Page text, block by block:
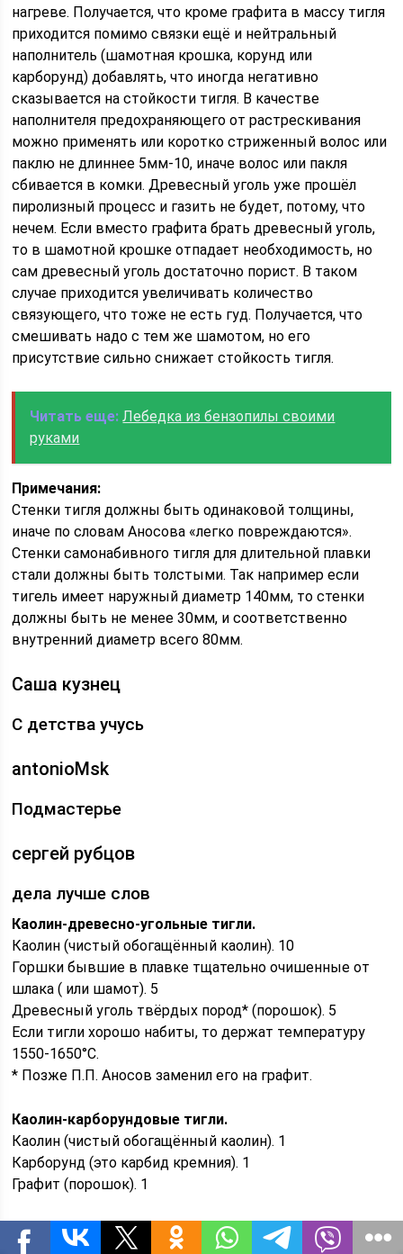
нагреве. Получается, что кроме графита в массу тигля
приходится помимо связки ещё и нейтральный
наполнитель (шамотная крошка, корунд или
карборунд) добавлять, что иногда негативно
сказывается на стойкости тигля. В качестве
наполнителя предохраняющего от растрескивания
можно применять или коротко стриженный волос или
паклю не длиннее 5мм-10, иначе волос или пакля
сбивается в комки. Древесный уголь уже прошёл
пиролизный процесс и газить не будет, потому, что
нечем. Если вместо графита брать древесный уголь,
то в шамотной крошке отпадает необходимость, но
сам древесный уголь достаточно порист. В таком
случае приходится увеличивать количество
связующего, что тоже не есть гуд. Получается, что
смешивать надо с тем же шамотом, но его
присутствие сильно снижает стойкость тигля.
Читать еще: Лебедка из бензопилы своими
руками
Примечания:
Стенки тигля должны быть одинаковой толщины,
иначе по словам Аносова «легко повреждаются».
Стенки самонабивного тигля для длительной плавки
стали должны быть толстыми. Так например если
тигель имеет наружный диаметр 140мм, то стенки
должны быть не менее 30мм, и соответственно
внутренний диаметр всего 80мм.
Саша кузнец
С детства учусь
antonioMsk
Подмастерье
сергей рубцов
дела лучше слов
Каолин-древесно-угольные тигли.
Каолин (чистый обогащённый каолин). 10
Горшки бывшие в плавке тщательно очишенные от
шлака ( или шамот). 5
Древесный уголь твёрдых пород* (порошок). 5
Если тигли хорошо набиты, то держат температуру
1550-1650°C.
* Позже П.П. Аносов заменил его на графит.
Каолин-карборундовые тигли.
Каолин (чистый обогащённый каолин). 1
Карборунд (это карбид кремния). 1
Графит (порошок). 1
Потом пресуйте. Если тигли хорошо набиты, то
держат температуру 1800-2000 без проблем.